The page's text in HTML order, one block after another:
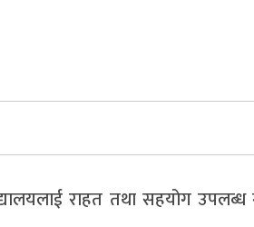
राहत तथा सहयोग